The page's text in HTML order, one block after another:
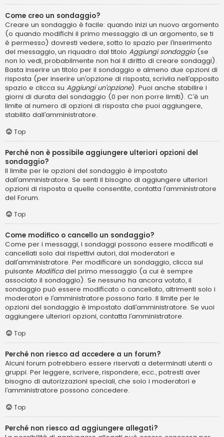
Come creo un sondaggio?
Creare un sondaggio è facile: quando inizi un nuovo argomento
(o quando modifichi il primo messaggio di un argomento, se ti
è permesso) dovresti vedere, sotto lo spazio per l’inserimento
del messaggio, un riquadro dal titolo Aggiungi sondaggio(se
non lo vedi, probabilmente non hai il diritto di creare sondaggi).
Basta inserire un titolo per il sondaggio e almeno due opzioni di
risposta (per inserire un’opzione di risposta, scrivila nell’apposito
spazio e clicca su Aggiungi un’opzione). Puoi anche stabilire i
giorni di durata del sondaggio (0 per non porre limiti). C’è un
limite al numero di opzioni di risposta che puoi aggiungere,
stabilito dall’amministratore.
Top
Perché non è possibile aggiungere ulteriori opzioni del
sondaggio?
Il limite per le opzioni del sondaggio è impostato
dall’amministratore. Se senti il bisogno di aggiungere ulteriori
opzioni di risposta a quelle consentite, contatta l’amministratore
del Forum.
Top
Come modifico o cancello un sondaggio?
Come per i messaggi, i sondaggi possono essere modificati e
cancellati solo dai rispettivi autori, dai moderatori e
dall’amministratore. Per modificare un sondaggio, clicca sul
pulsante Modificadel primo messaggio (a cui è sempre
associato il sondaggio). Se nessuno ha ancora votato, il
sondaggio può essere modificato o cancellato, altrimenti solo i
moderatori e l’amministratore possono farlo. Il limite per le
opzioni del sondaggio è impostato dall’amministratore. Se vuoi
aggiungere ulteriori opzioni, contatta l’amministratore.
Top
Perché non riesco ad accedere a un forum?
Alcuni forum potrebbero essere riservati a determinati utenti o
gruppi. Per leggere, scrivere, rispondere, ecc., potresti aver
bisogno di autorizzazioni speciali, che solo i moderatori e
l’amministratore possono concedere.
Top
Perché non riesco ad aggiungere allegati?